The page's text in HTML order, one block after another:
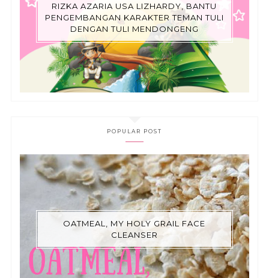
RIZKA AZARIA USA LIZHARDY, BANTU
PENGEMBANGAN KARAKTER TEMAN TULI
DENGAN TULI MENDONGENG
POPULAR POST
OATMEAL, MY HOLY GRAIL FACE
CLEANSER